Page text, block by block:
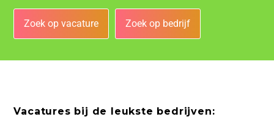
Zoek op vacature Zoek op bedrijf
Vacatures bij de leukste bedrijven: